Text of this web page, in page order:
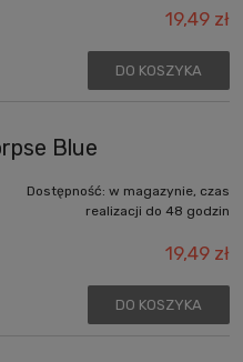
19,49 zł
DO KOSZYKA
Blue
Dostępność: w magazynie, czas
realizacji do 48 godzin
19,49 zł
DO KOSZYKA